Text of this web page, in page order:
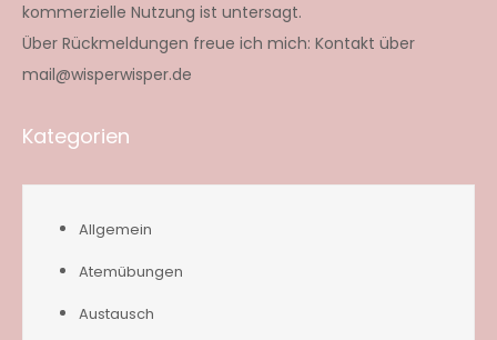
kommerzielle Nutzung ist untersagt.
Über Rückmeldungen freue ich mich: Kontakt über
mail@wisperwisper.de
Kategorien
Allgemein
Atemübungen
Austausch